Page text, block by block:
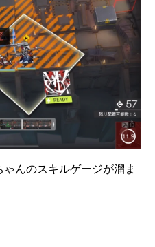
んのスキルゲージが溜ま